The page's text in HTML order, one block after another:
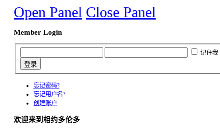
Open Panel Close Panel
Member Login
记住我
忘记密码?
忘记用户名?
创建账户
欢迎来到相约多伦多